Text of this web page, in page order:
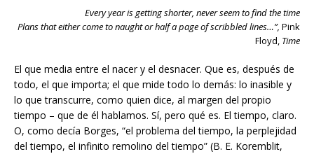
Every year is getting shorter, never seem to find the time
Plans that either come to naught or half a page of scribbled lines…”, Pink
Floyd, Time
El que media entre el nacer y el desnacer. Que es, después de
todo, el que importa; el que mide todo lo demás: lo inasible y
lo que transcurre, como quien dice, al margen del propio
tiempo – que de él hablamos. Sí, pero qué es. El tiempo, claro.
O, como decía Borges, “el problema del tiempo, la perplejidad
del tiempo, el infinito remolino del tiempo” (B. E. Koremblit,